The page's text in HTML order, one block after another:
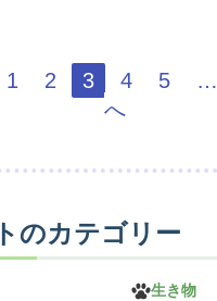
1 2 3 4 5 …
へ
のカテゴリー
生き物